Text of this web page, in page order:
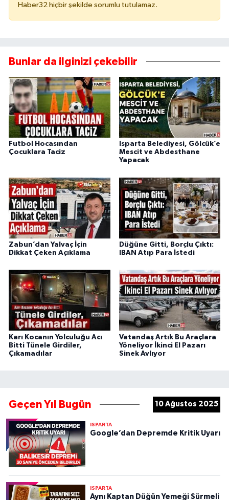
Haber32 hiçbir şekilde sorumlu tutulamaz.
Bunlar da ilginizi çekebilir
Futbol Hocasından
Çocuklara Taciz
Isparta Belediyesi, Gölcük’e
Mescit ve Abdesthane
Yapacak
Zabun’dan Yalvaç İçin
Dikkat Çeken Açıklama
Düğüne Gitti, Borçlu Çıktı:
IBAN Atıp Para İstedi
Karı Kocanın Yolculuğu Acı
Bitti Tünele Girdiler,
Çıkamadılar
Vatandaş Artık Bu Araçlara
Yöneliyor İkinci El Pazarı
Sinek Avlıyor
Geçen Yıl Bugün 10 Ağustos 2025
ISPARTA
Google’dan Depremde Kritik Uyarı
ISPARTA
Aynı Kaptan Düğün Yemeği Sürmeli